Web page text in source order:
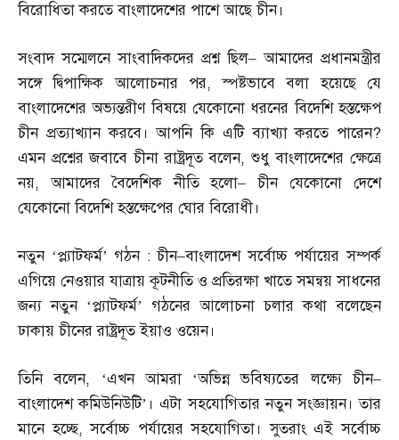
বিরোধিতা করতে বাংলাদেশের পাশে আছে চীন।
সংবাদ সম্মেলনে সাংবাদিকদের প্রশ্ন ছিল–আমাদের প্রধানমন্ত্রীর
সঙ্গে দ্বিপাক্ষিক আলোচনার পর,স্পষ্টভাবে বলা হয়েছে যে
বাংলাদেশের অভ্যন্তরীণ বিষয়ে যেকোনো ধরনের বিদেশি হস্তক্ষেপ
চীন প্রত্যাখ্যান করবে। আপনি কি এটি ব্যাখ্যা করতে পারেন?
এমন প্রশ্নের জবাবে চীনা রাষ্ট্রদূত বলেন, শুধু বাংলাদেশের ক্ষেত্রে
নয়,আমাদের বৈদেশিক নীতি হলো–চীন যেকোনো দেশে
যেকোনো বিদেশি হস্তক্ষেপের ঘোর বিরোধী।
নতুন ‘প্ল্যাটফর্ম’ গঠন :চীন–বাংলাদেশ সর্বোচ্চ পর্যায়ের সম্পর্ক
এগিয়ে নেওয়ার যাত্রায় কূটনীতি ও প্রতিরক্ষা খাতে সমন্বয় সাধনের
জন্য নতুন ‘প্ল্যাটফর্ম’ গঠনের আলোচনা চলার কথা বলেছেন
ঢাকায় চীনের রাষ্ট্রদূত ইয়াও ওয়েন।
তিনি বলেন, ‘এখন আমরা ‘অভিন্ন ভবিষ্যতের লক্ষ্যে চীন–
বাংলাদেশ কমিউনিউটি’। এটা সহযোগিতার নতুন সংজ্ঞায়ন। তার
মানে হচ্ছে,সর্বোচ্চ পর্যায়ের সহযোগিতা। সুতরাং এই সর্বোচ্চ